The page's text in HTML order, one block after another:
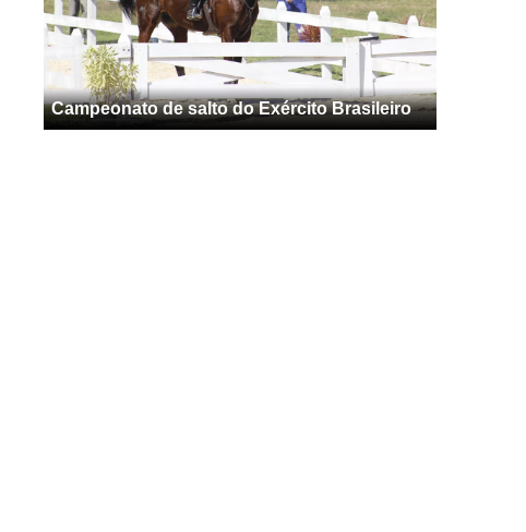
Campeonato de salto do Exército Brasileiro